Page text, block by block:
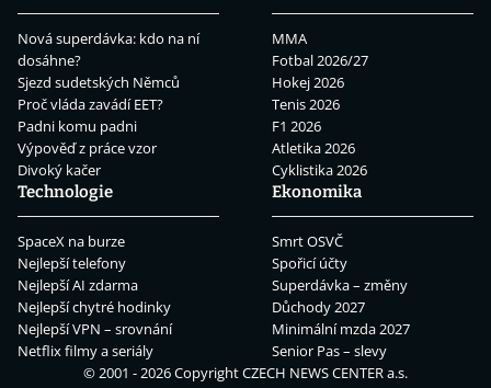
Nová superdávka: kdo na ní
dosáhne?
Sjezd sudetských Němců
Proč vláda zavádí EET?
Padni komu padni
Výpověď z práce vzor
Divoký kačer
MMA
Fotbal 2026/27
Hokej 2026
Tenis 2026
F1 2026
Atletika 2026
Cyklistika 2026
Technologie
SpaceX na burze
Nejlepší telefony
Nejlepší AI zdarma
Nejlepší chytré hodinky
Nejlepší VPN – srovnání
Netflix filmy a seriály
Ekonomika
Smrt OSVČ
Spořicí účty
Superdávka – změny
Důchody 2027
Minimální mzda 2027
Senior Pas – slevy
© 2001 - 2026 CopyrightCZECH NEWS CENTER a.s.